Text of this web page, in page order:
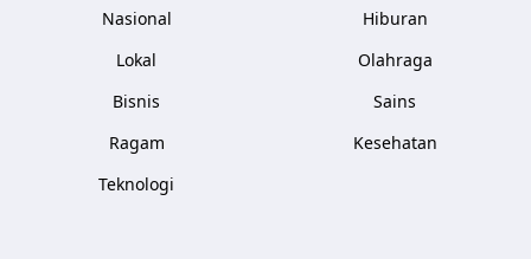
Nasional
Lokal
Bisnis
Ragam
Teknologi
Hiburan
Olahraga
Sains
Kesehatan